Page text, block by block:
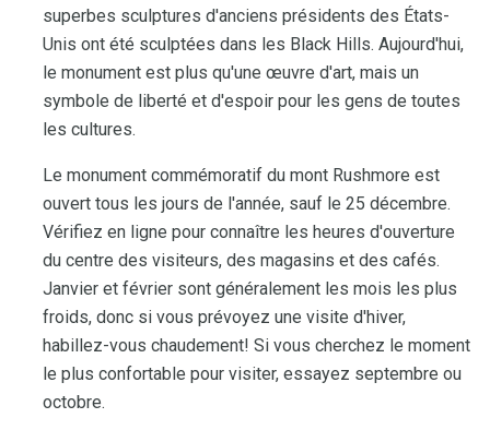
superbes sculptures d'anciens présidents des États-
Unis ont été sculptées dans les Black Hills. Aujourd'hui,
le monument est plus qu'une œuvre d'art, mais un
symbole de liberté et d'espoir pour les gens de toutes
les cultures.
Le monument commémoratif du mont Rushmore est
ouvert tous les jours de l'année, sauf le 25 décembre.
Vérifiez en ligne pour connaître les heures d'ouverture
du centre des visiteurs, des magasins et des cafés.
Janvier et février sont généralement les mois les plus
froids, donc si vous prévoyez une visite d'hiver,
habillez-vous chaudement! Si vous cherchez le moment
le plus confortable pour visiter, essayez septembre ou
octobre.